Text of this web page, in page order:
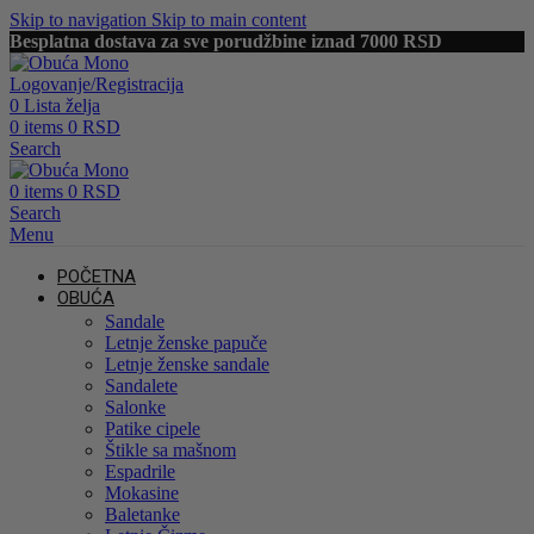
Skip to navigation Skip to main content
Besplatna dostava za sve porudžbine iznad 7000 RSD
Logovanje/Registracija
0 Lista želja
0 items 0 RSD
Search
0 items 0 RSD
Search
Menu
POČETNA
OBUĆA
Sandale
Letnje ženske papuče
Letnje ženske sandale
Sandalete
Salonke
Patike cipele
Štikle sa mašnom
Espadrile
Mokasine
Baletanke